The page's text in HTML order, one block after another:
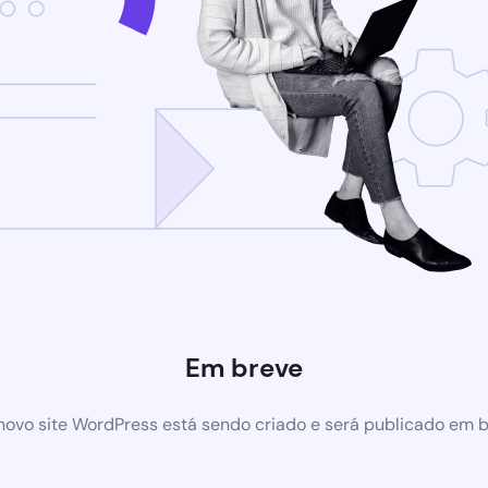
Em breve
site WordPress está sendo criado e será publicado em